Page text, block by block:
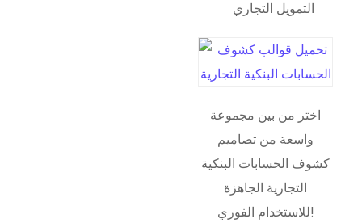
التمويل التجاري
اختر من بين مجموعة
واسعة من تصاميم
كشوف الحسابات البنكية
التجارية الجاهزة
للاستخدام الفوري!